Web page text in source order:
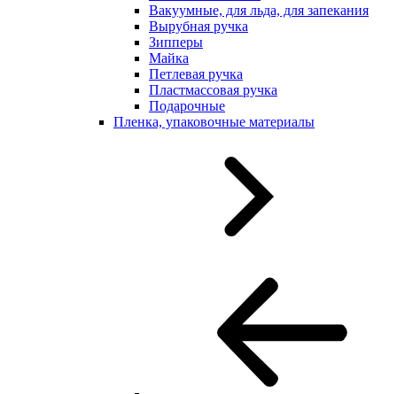
Вакуумные, для льда, для запекания
Вырубная ручка
Зипперы
Майка
Петлевая ручка
Пластмассовая ручка
Подарочные
Пленка, упаковочные материалы